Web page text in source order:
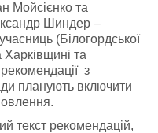
Мойсієнко та
Шиндер –
(Білогордської
Харківщині та
з
планують включити
текст рекомендацій,